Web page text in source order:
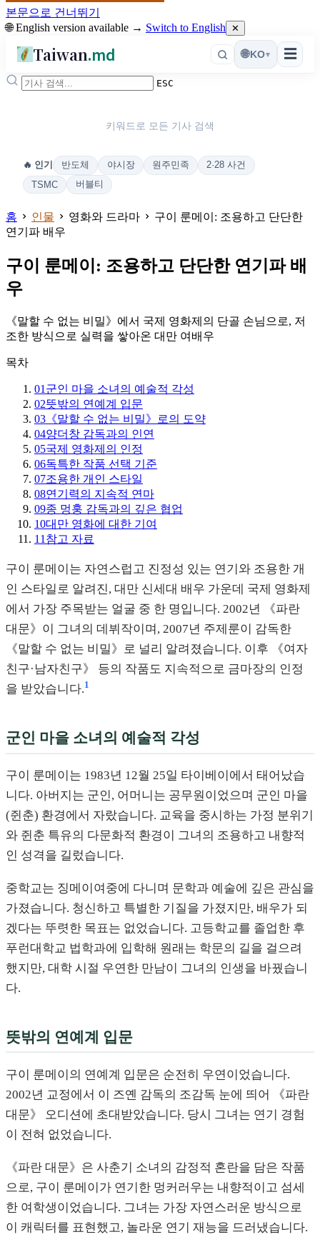
본문으로 건너뛰기
🌐 English version available → Switch to English ✕
Taiwan.md ☰
🌐KO▾
ESC
키워드로 모든 기사 검색
🔥 인기 반도체 야시장 원주민족
2·28 사건
TSMC
버블티
홈 인물 영화와 드라마
구이 룬메이: 조용하고 단단한
연기파 배우
구이 룬메이: 조용하고 단단한 연기파 배
우
《말할 수 없는 비밀》에서 국제 영화제의 단골 손님으로, 저
조한 방식으로 실력을 쌓아온 대만 여배우
목차
01 군인 마을 소녀의 예술적 각성
02뜻밖의 연예계 입문
03 《말할 수 없는 비밀》로의 도약
04양더창 감독과의 인연
05국제 영화제의 인정
06독특한 작품 선택 기준
07조용한 개인 스타일
08연기력의 지속적 연마
09종 멍훙 감독과의 깊은 협업
10대만 영화에 대한 기여
11 참고 자료
구이 룬메이는 자연스럽고 진정성 있는 연기와 조용한 개
인 스타일로 알려진, 대만 신세대 배우 가운데 국제 영화제
에서 가장 주목받는 얼굴 중 한 명입니다. 2002년 《파란
대문》이 그녀의 데뷔작이며, 2007년 주제룬이 감독한
《말할 수 없는 비밀》로 널리 알려졌습니다. 이후 《여자
친구·남자친구》 등의 작품도 지속적으로 금마장의 인정
을 받았습니다.1
군인 마을 소녀의 예술적 각성
구이 룬메이는 1983년 12월 25일 타이베이에서 태어났습
니다. 아버지는 군인, 어머니는 공무원이었으며 군인 마을
(쥔춘) 환경에서 자랐습니다. 교육을 중시하는 가정 분위기
와 쥔춘 특유의 다문화적 환경이 그녀의 조용하고 내향적
인 성격을 길렀습니다.
중학교는 징메이여중에 다니며 문학과 예술에 깊은 관심을
가졌습니다. 청신하고 특별한 기질을 가졌지만, 배우가 되
겠다는 뚜렷한 목표는 없었습니다. 고등학교를 졸업한 후
푸런대학교 법학과에 입학해 원래는 학문의 길을 걸으려
했지만, 대학 시절 우연한 만남이 그녀의 인생을 바꿨습니
다.
뜻밖의 연예계 입문
구이 룬메이의 연예계 입문은 순전히 우연이었습니다.
2002년 교정에서 이 즈옌 감독의 조감독 눈에 띄어 《파란
대문》 오디션에 초대받았습니다. 당시 그녀는 연기 경험
이 전혀 없었습니다.
《파란 대문》은 사춘기 소녀의 감정적 혼란을 담은 작품
으로, 구이 룬메이가 연기한 멍커러우는 내향적이고 섬세
한 여학생이었습니다. 그녀는 가장 자연스러운 방식으로
이 캐릭터를 표현했고, 놀라운 연기 재능을 드러냈습니다.